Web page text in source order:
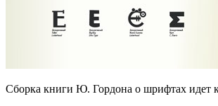
Сборка книги Ю. Гордона о шрифтах идет